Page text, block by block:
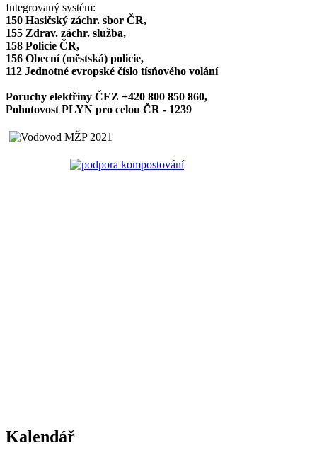
Integrovaný systém:
150 Hasičský záchr. sbor ČR,
155 Zdrav. záchr. služba,
158 Policie ČR,
156 Obecní (městská) policie,
112 Jednotné evropské číslo tísňového volání
Poruchy elektřiny ČEZ +420 800 850 860,
Pohotovost PLYN pro celou ČR - 1239
Kalendář